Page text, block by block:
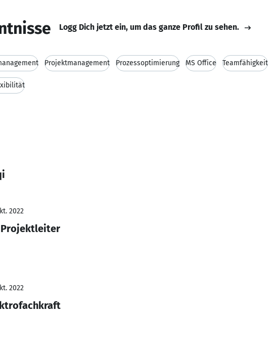
Logg Dich jetzt ein, um das ganze Profil zu sehen.
Projektmanagement Prozessoptimierung MS Office Teamfähigkeit
2022
Projektleiter
2022